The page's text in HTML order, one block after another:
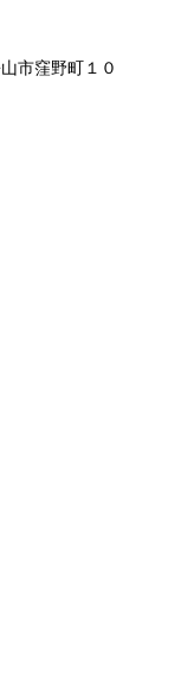
市窪野町１０